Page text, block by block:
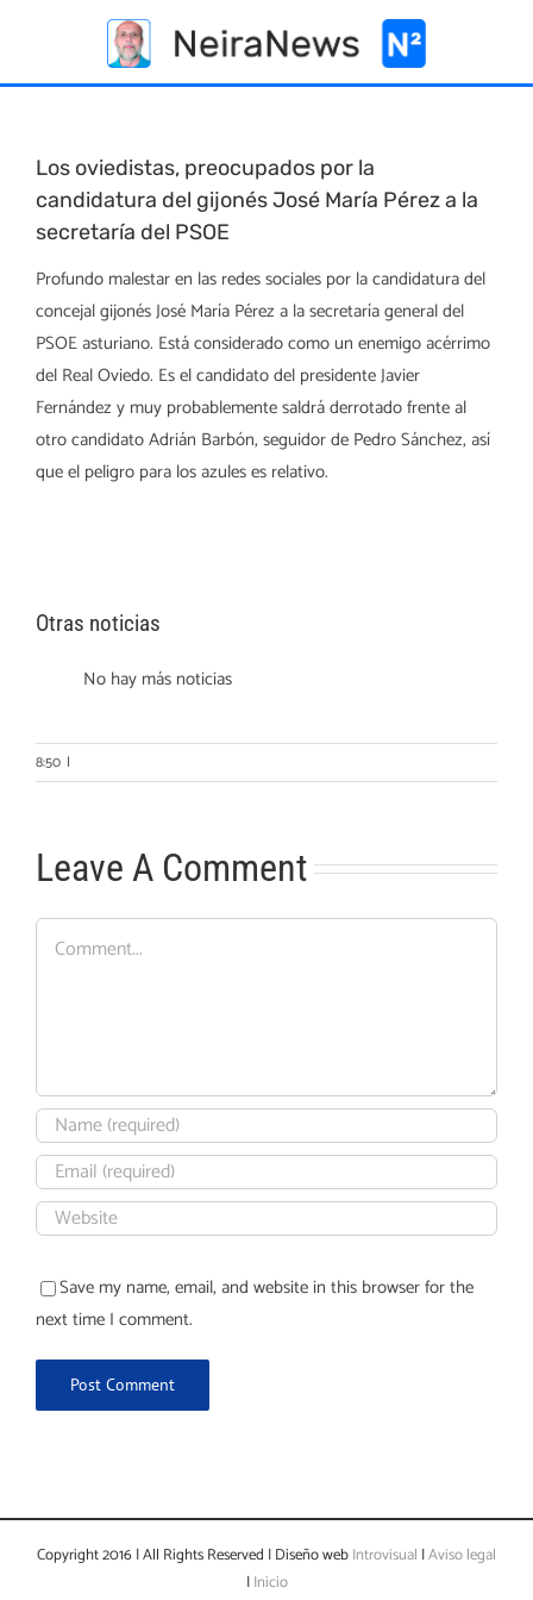
content
Los oviedistas, preocupados por la
candidatura del gijonés José María Pérez a la
secretaría del PSOE
Profundo malestar en las redes sociales por la candidatura del
concejal gijonés José María Pérez a la secretaría general del
PSOE asturiano. Está considerado como un enemigo acérrimo
del Real Oviedo. Es el candidato del presidente Javier
Fernández y muy probablemente saldrá derrotado frente al
otro candidato Adrián Barbón, seguidor de Pedro Sánchez, así
que el peligro para los azules es relativo.
Otras noticias
No hay más noticias
8:50 |
Leave A Comment
Comment
Save my name, email, and website in this browser for the
next time I comment.
Copyright 2016 | All Rights Reserved | Diseño webIntrovisual |Aviso legal
|Inicio